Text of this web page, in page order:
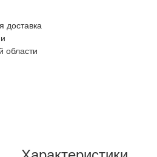
доставка
области